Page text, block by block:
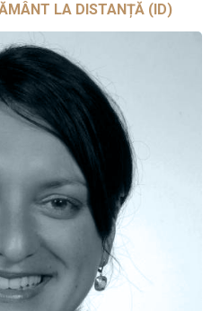
LA DISTANȚĂ (ID)